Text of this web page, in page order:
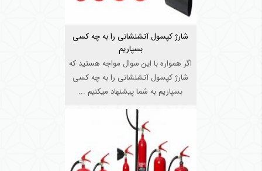
شارژ کپسول آتشنشانی را به چه کسی
بسپاریم
اگر همواره با این سوال مواجه هستید که
شارژ کپسول آتشنشانی را به چه کسی
بسپاریم به شما پیشنهاد میکنیم ...